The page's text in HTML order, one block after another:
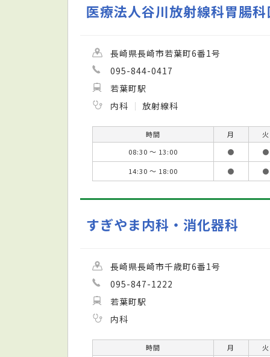
医療法人谷川放射線科胃腸
長崎県長崎市若葉町6番1号
095-844-0417
若葉町駅
内科
放射線科
時間 月
火
08:30 ～ 13:00
●
●
14:30 ～ 18:00
● ●
すぎやま内科・消化器科
長崎県長崎市千歳町6番1号
095-847-1222
若葉町駅
内科
時間 月
火